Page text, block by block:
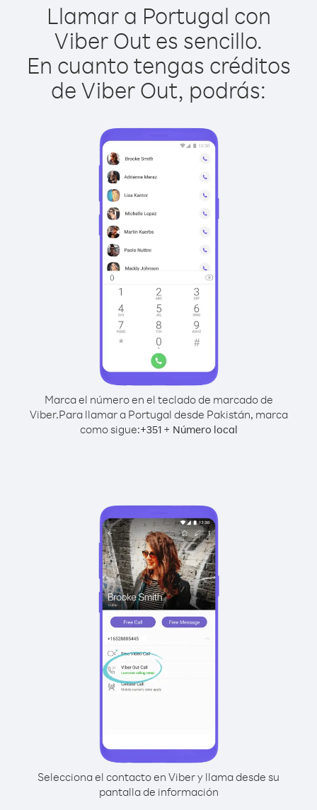
Llamar a Portugal con
Viber Out es sencillo.
En cuanto tengas créditos
de Viber Out, podrás:
Marca el número en el teclado de marcado de
Viber.Para llamar a Portugal desde Pakistán, marca
como sigue:+351+ Número local
Selecciona el contacto en Viber y llama desde su
pantalla de información